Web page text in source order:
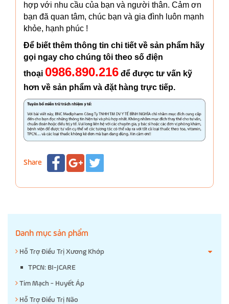
hợp với nhu cầu của bạn và người thân. Cảm ơn
bạn đã quan tâm, chúc bạn và gia đình luôn mạnh
khỏe, hạnh phúc !
Để biết thêm thông tin chi tiết về sản phẩm hãy
gọi ngay cho chúng tôi theo số điện
thoại 0986.890.216 để được tư vấn kỹ
hơn về sản phẩm và đặt hàng trực tiếp.
Share
Danh mục sản phẩm
Hỗ Trợ Điều Trị Xương Khớp
TPCN: BI-JCARE
Tim Mạch - Huyết Áp
Hỗ Trợ Điều Trị Não